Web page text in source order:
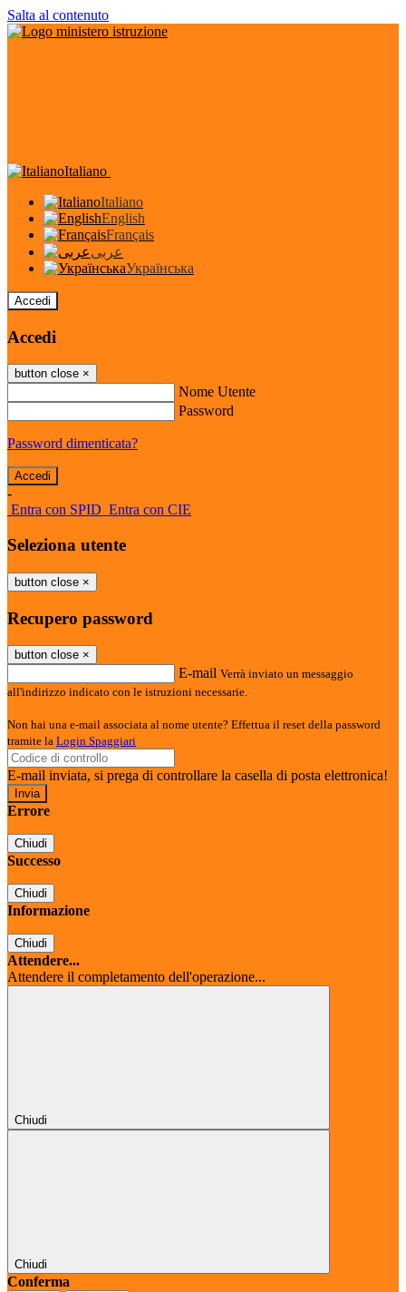
Salta al contenuto
Italiano
Italiano
English
Français
عربى
Українська
Accedi
Accedi
button close ×
Nome Utente
Password
Password dimenticata?
-
Entra con SPID Entra con CIE
Seleziona utente
button close ×
Recupero password
button close ×
E-mail Verrà inviato un messaggio
all'indirizzo indicato con le istruzioni necessarie.
Non hai una e-mail associata al nome utente? Effettua il reset della password
tramite la Login Spaggiari
E-mail inviata, si prega di controllare la casella di posta elettronica!
Errore
Chiudi
Successo
Chiudi
Informazione
Chiudi
Attendere...
Attendere il completamento dell'operazione...
Chiudi
Chiudi
Conferma